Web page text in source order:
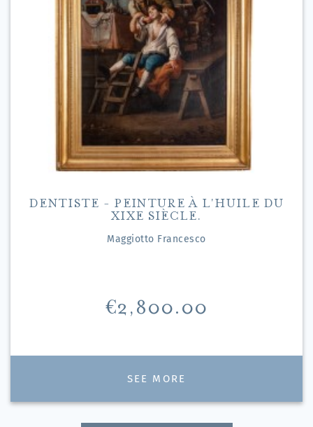
DENTISTE - PEINTURE À L'HUILE DU
XIXE SIÈCLE.
Maggiotto Francesco
Price
€2,800.00
SEE MORE